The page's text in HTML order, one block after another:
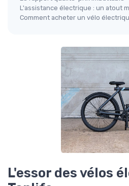
L'assistance électrique : un atout
Comment acheter un vélo
L'essor des vélos